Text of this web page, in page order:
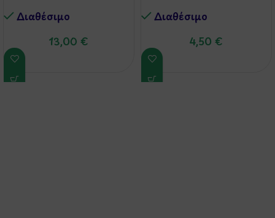
Διαθέσιμo
13,00 €
Διαθέσιμo
4,50 €